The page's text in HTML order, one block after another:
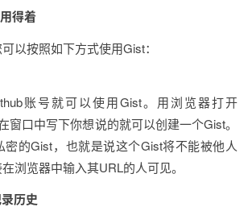
得着
以按照如下方式使用Gist：
账号就可以使用Gist。用浏览器打开
窗口中写下你想说的就可以创建一个Gist。
密的Gist，也就是说这个Gist将不能被他人
浏览器中输入其URL的人可见。
历史